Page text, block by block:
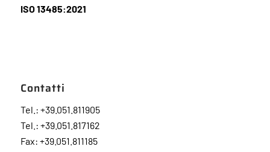
ISO 13485:2021
Contatti
Tel.: +39.051.811905
Tel.: +39.051.817162
Fax: +39.051.811185